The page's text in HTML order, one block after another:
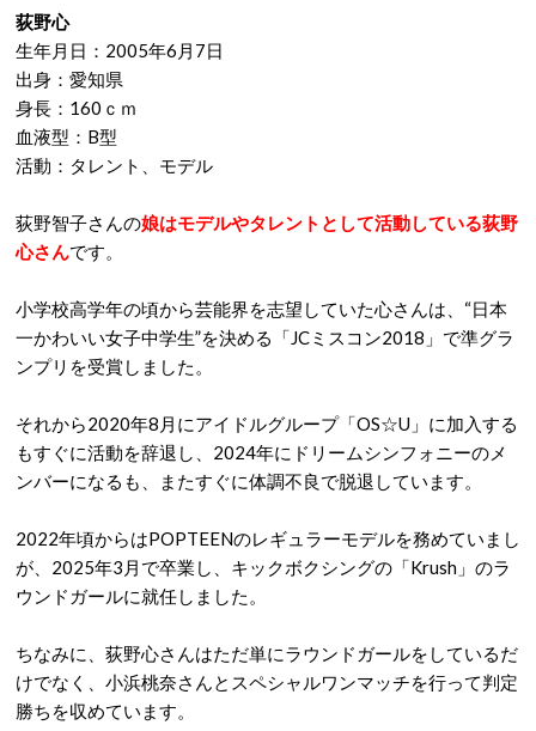
荻野心
生年月日：2005年6月7日
出身：愛知県
身長：160ｃｍ
血液型：B型
活動：タレント、モデル
荻野智子さんの娘はモデルやタレントとして活動している荻野
心さんです。
小学校高学年の頃から芸能界を志望していた心さんは、“日本
一かわいい女子中学生”を決める「JCミスコン2018」で準グラ
ンプリを受賞しました。
それから2020年8月にアイドルグループ「OS☆U」に加入する
もすぐに活動を辞退し、2024年にドリームシンフォニーのメ
ンバーになるも、またすぐに体調不良で脱退しています。
2022年頃からはPOPTEENのレギュラーモデルを務めていまし
が、2025年3月で卒業し、キックボクシングの「Krush」のラ
ウンドガールに就任しました。
ちなみに、荻野心さんはただ単にラウンドガールをしているだ
けでなく、小浜桃奈さんとスペシャルワンマッチを行って判定
勝ちを収めています。